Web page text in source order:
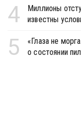
4
Миллионы
известны
5
«Глаза не
о состоянии